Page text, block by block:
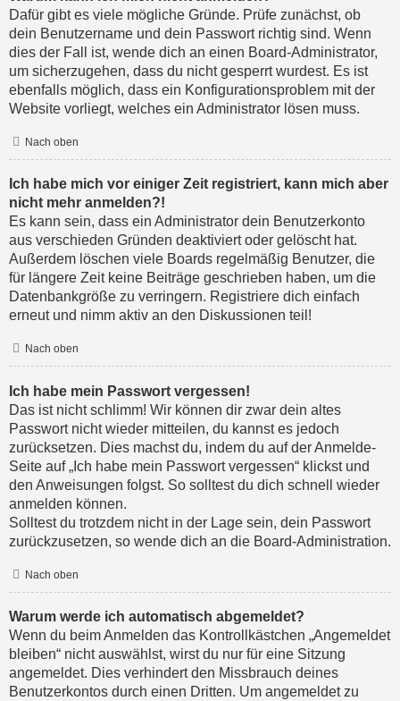
Dafür gibt es viele mögliche Gründe. Prüfe zunächst, ob
dein Benutzername und dein Passwort richtig sind. Wenn
dies der Fall ist, wende dich an einen Board-Administrator,
um sicherzugehen, dass du nicht gesperrt wurdest. Es ist
ebenfalls möglich, dass ein Konfigurationsproblem mit der
Website vorliegt, welches ein Administrator lösen muss.
Nach oben
Ich habe mich vor einiger Zeit registriert, kann mich aber
nicht mehr anmelden?!
Es kann sein, dass ein Administrator dein Benutzerkonto
aus verschieden Gründen deaktiviert oder gelöscht hat.
Außerdem löschen viele Boards regelmäßig Benutzer, die
für längere Zeit keine Beiträge geschrieben haben, um die
Datenbankgröße zu verringern. Registriere dich einfach
erneut und nimm aktiv an den Diskussionen teil!
Nach oben
Ich habe mein Passwort vergessen!
Das ist nicht schlimm! Wir können dir zwar dein altes
Passwort nicht wieder mitteilen, du kannst es jedoch
zurücksetzen. Dies machst du, indem du auf der Anmelde-
Seite auf „Ich habe mein Passwort vergessen“ klickst und
den Anweisungen folgst. So solltest du dich schnell wieder
anmelden können.
Solltest du trotzdem nicht in der Lage sein, dein Passwort
zurückzusetzen, so wende dich an die Board-Administration.
Nach oben
Warum werde ich automatisch abgemeldet?
Wenn du beim Anmelden das Kontrollkästchen „Angemeldet
bleiben“ nicht auswählst, wirst du nur für eine Sitzung
angemeldet. Dies verhindert den Missbrauch deines
Benutzerkontos durch einen Dritten. Um angemeldet zu